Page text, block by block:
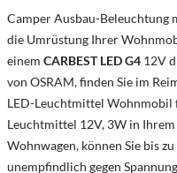
Camper Ausbau-Beleuchtung
die Umrüstung Ihrer
einem CARBEST LED G4 12V
von OSRAM, finden Sie im
LED-Leuchtmittel Wohnmobil
Leuchtmittel 12V, 3W in
Wohnwagen, können Sie bis
unempfindlich gegen